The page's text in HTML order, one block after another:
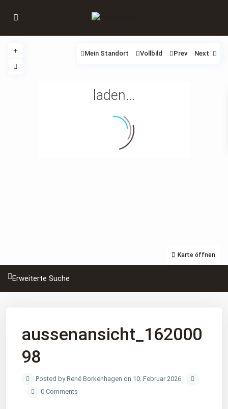
laden...
Karte öffnen
Mein Standort Vollbild Prev Next
Erweiterte Suche
aussenansicht_162000
98
Posted by René Borkenhagen on 10. Februar 2026
0 Comments